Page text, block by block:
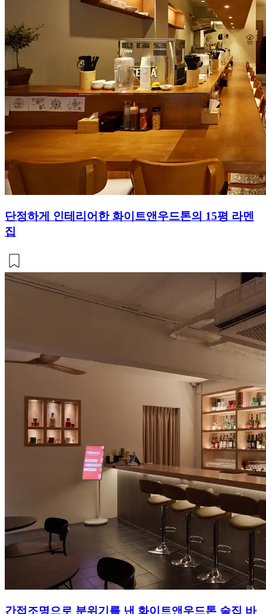
단정하게 인테리어한 화이트앤우드톤의 15평 라멘
집
간접조명으로 분위기를 낸 화이트앤우드톤 술집 바